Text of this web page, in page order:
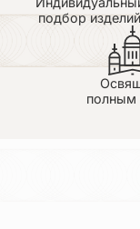
подбор
полным